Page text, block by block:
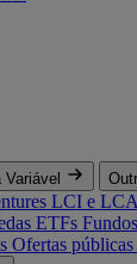
Variável
LCI e LCA
ETFs
Ofertas públicas